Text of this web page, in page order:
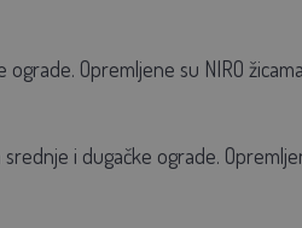
ograde. Opremljene su NIRO
i dugačke ograde.